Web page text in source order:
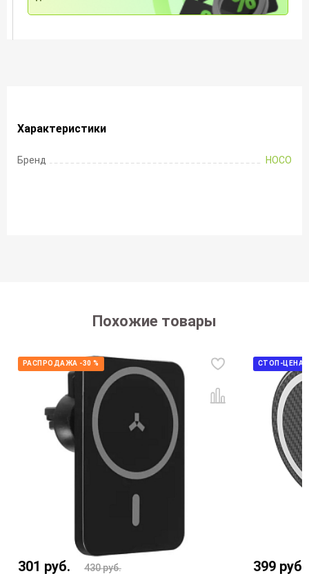
Характеристики
Бренд HOCO
Похожие товары
РАСПРОДАЖА -30 %
301 руб. 430руб.
СТОП-ЦЕНА
399 руб.